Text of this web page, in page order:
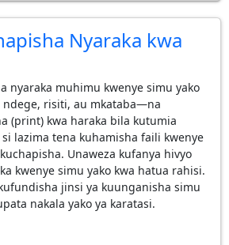
Nyaraka kwa
nyaraka muhimu kwenye simu yako
risiti, au mkataba—na
(print) kwa haraka bila kutumia
si lazima tena kuhamisha faili kwenye
Unaweza kufanya hivyo
kwenye simu yako kwa hatua rahisi.
jinsi ya kuunganisha simu
nakala yako ya karatasi.